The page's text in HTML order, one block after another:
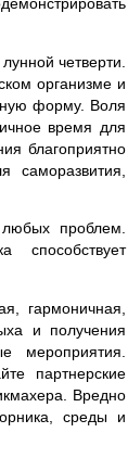
четверти.
организме и
форму. Воля
время для
благоприятно
проблем.
способствует
гармоничная,
и получения
мероприятия.
партнерские
Вредно
среды и